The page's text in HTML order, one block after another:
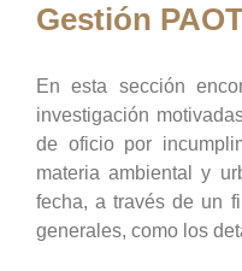
Gestión
En esta sección
investigación
de oficio por
materia ambiental y
fecha, a través de un
generales, como los